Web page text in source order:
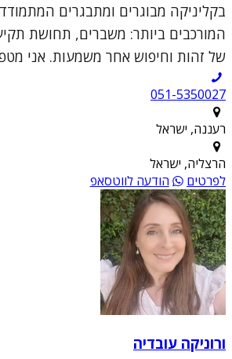
בקליניקה מבוגרים ומתבגרים
המורכבים ביותר: משברים, תחושת
של זהות וחיפוש אחר משמעות. אני
051-5350027
רעננה, ישראל
הרצליה, ישראל
לפרטים
הודעה לווטסאפ
ורוניקה עובדיה